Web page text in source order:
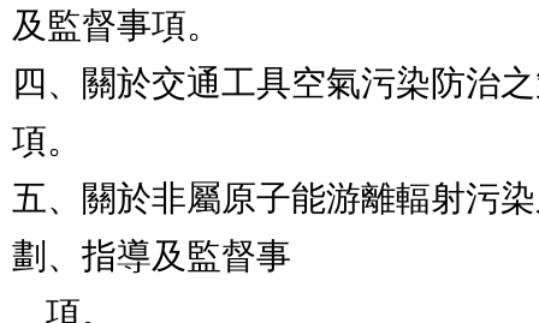
及監督事項。
四、關於交通工具空氣污染防治
項。
五、關於非屬原子能游離輻射污
劃、指導及監督事